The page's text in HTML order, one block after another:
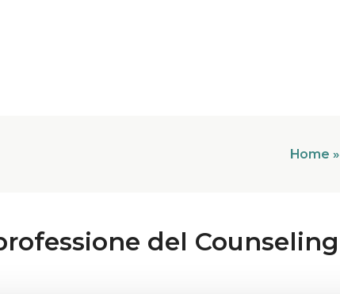
Home »
del Counseling